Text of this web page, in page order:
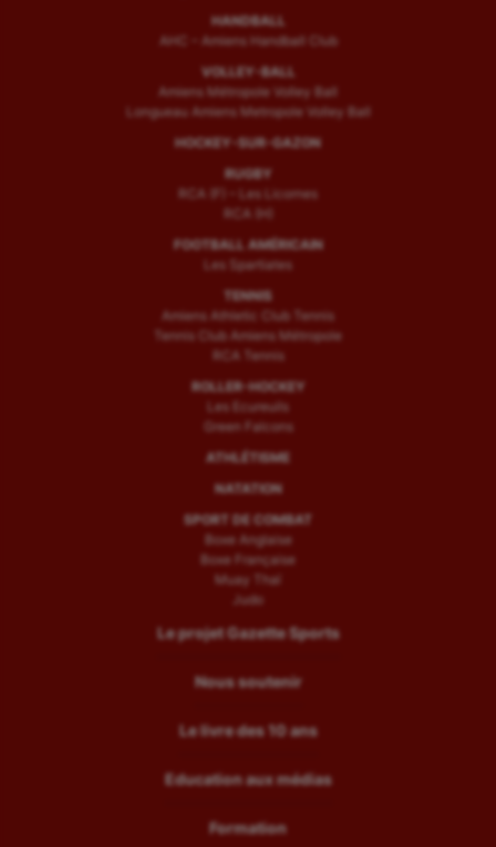
HANDBALL
AHC – Amiens Handball Club
VOLLEY-BALL
Amiens Métropole Volley Ball
Longueau Amiens Metropole Volley Ball
HOCKEY-SUR-GAZON
RUGBY
RCA (F) – Les Licornes
RCA (H)
FOOTBALL AMÉRICAIN
Les Spartiates
TENNIS
Amiens Athletic Club Tennis
Tennis Club Amiens Métropole
RCA Tennis
ROLLER-HOCKEY
Les Ecureuils
Green Falcons
ATHLÉTISME
NATATION
SPORT DE COMBAT
Boxe Anglaise
Boxe Française
Muay Thaï
Judo
Le projet Gazette Sports
Nous soutenir
Le livre des 10 ans
Education aux médias
Formation